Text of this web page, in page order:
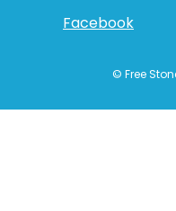
Facebook
© Free